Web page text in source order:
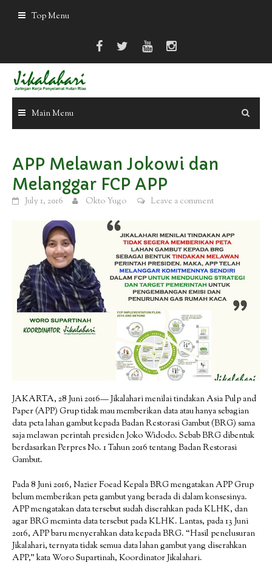
Top Menu
Main Menu
APP Melawan Jokowi dan
Melanggar FCP APP
July 1, 2016 Okto Yugo Leave a comment
JAKARTA, 28 Juni 2016— Jikalahari menilai tindakan Asia Pulp and
Paper (APP) Grup tidak mau memberikan data atau hanya sebagian
data peta lahan gambut kepada Badan Restorasi Gambut (BRG) sama
saja melawan perintah presiden Joko Widodo. Sebab BRG dibentuk
berdasarkan Perpres No. 1 Tahun 2016 tentang Badan Restorasi
Gambut.
Pada 8 Juni 2016, Nazier Foead Kepala BRG mengatakan APP Grup
belum memberikan peta gambut yang berada di dalam konsesinya.
APP mengatakan data tersebut sudah diserahkan pada KLHK, dan
agar BRG meminta data tersebut pada KLHK. Lantas, pada 13 Juni
2016, APP baru menyerahkan data kepada BRG. “Hasil penelusuran
Jikalahari, ternyata tidak semua data lahan gambut yang diserahkan
APP,” kata Woro Supartinah, Koordinator Jikalahari.